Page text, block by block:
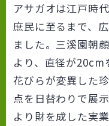
アサガオは江戸時
庶民に至るまで、
ました。三溪園朝
より、直径が20cm
花びらが変異した
点を日替わりで展
より財を成した実